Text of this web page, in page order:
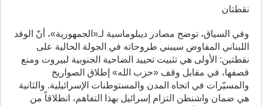
نقطتان
وفي السياق، توضح مصادر ديبلوماسية لـ«الجمهورية»، أنّ الوفد
اللبناني المفاوض سيبني طروحاته في الجولة الحالية على
نقطتين: الأولى هي تثبيت تحييد الضاحية الجنوبية لبيروت ومنع
قصفها، في مقابل وقف «حزب الله» إطلاق الصواريخ
والمسيّرات في اتجاه المدن والمستوطنات الإسرائيلية. والثانية
هي ضمان واشنطن التزام إسرائيل بهذا التفاهم، انطلاقاً من